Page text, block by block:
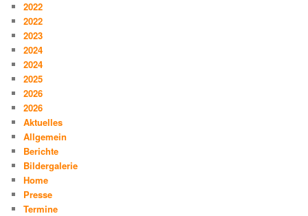
2022
2022
2023
2024
2024
2025
2026
2026
Aktuelles
Allgemein
Berichte
Bildergalerie
Home
Presse
Termine